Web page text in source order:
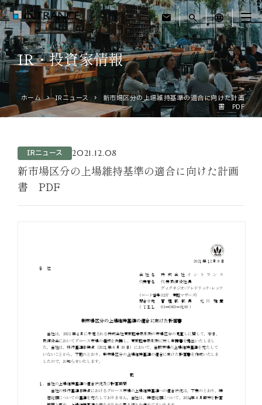
mail search language
トップ
企業情報
運営ホテル
IR・投資家情報
お知らせ
採用情報
IR・投資家情報
ホーム IRニュース
新市場区分の上場維持基準の適合に向けた計画
書 PDF
IRニュース 2021.12.08
新市場区分の上場維持基準の適合に向けた計画
書 PDF